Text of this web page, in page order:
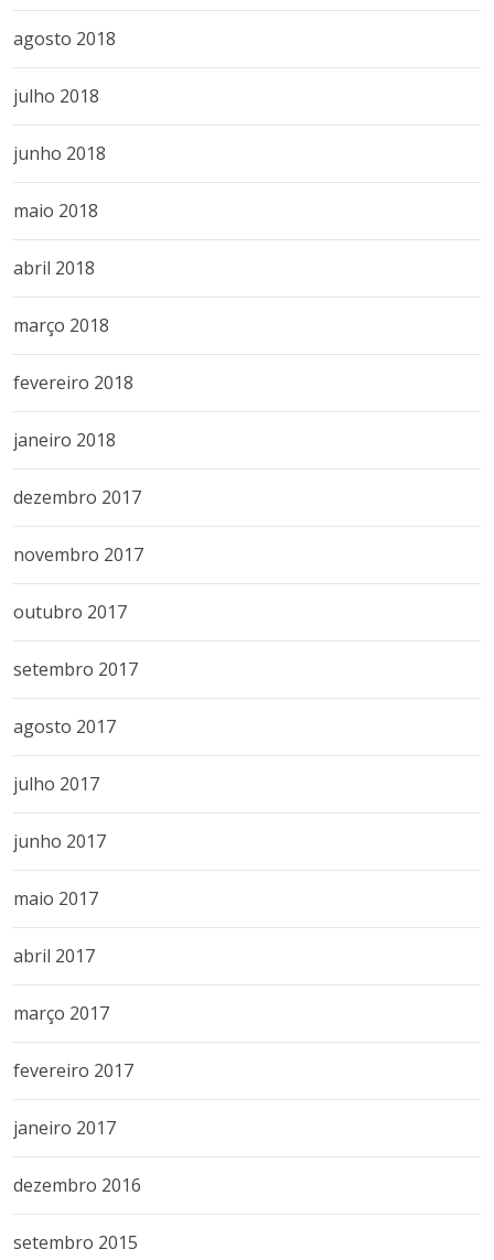
agosto 2018
julho 2018
junho 2018
maio 2018
abril 2018
março 2018
fevereiro 2018
janeiro 2018
dezembro 2017
novembro 2017
outubro 2017
setembro 2017
agosto 2017
julho 2017
junho 2017
maio 2017
abril 2017
março 2017
fevereiro 2017
janeiro 2017
dezembro 2016
setembro 2015